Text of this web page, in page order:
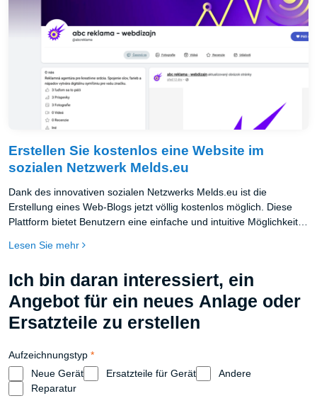
Erstellen Sie kostenlos eine Website im
sozialen Netzwerk Melds.eu
Dank des innovativen sozialen Netzwerks Melds.eu ist die
Erstellung eines Web-Blogs jetzt völlig kostenlos möglich. Diese
Plattform bietet Benutzern eine einfache und intuitive Möglichkeit,
Kenntnisse erforderlich sind oder hohe Hosting- und
Lesen Sie mehr
Ich bin daran interessiert, ein
Angebot für ein neues Anlage oder
Ersatzteile zu erstellen
Aufzeichnungstyp *
Neue Gerät
Ersatzteile für Gerät
Andere
Reparatur